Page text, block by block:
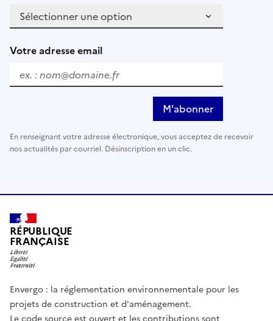
Votre adresse email
M'abonner
En renseignant votre adresse électronique, vous acceptez de recevoir
nos actualités par courriel. Désinscription en un clic.
RÉPUBLIQUE
FRANÇAISE
Envergo : la réglementation environnementale pour les
projets de construction et d'aménagement.